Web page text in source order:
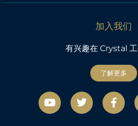
加入我们
有兴趣在 Crystal 工
了解更多
视
频
微
博
F
a
c